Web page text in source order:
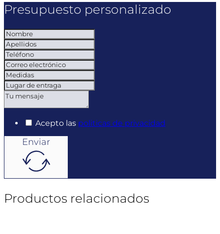
Presupuesto personalizado
Acepto las politicas de privacidad
Enviar
Productos relacionados